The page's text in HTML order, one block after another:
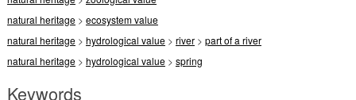
natural heritage> ecosystem value
natural heritage> hydrological value> river> part of a river
natural heritage> hydrological value> spring
Keywords